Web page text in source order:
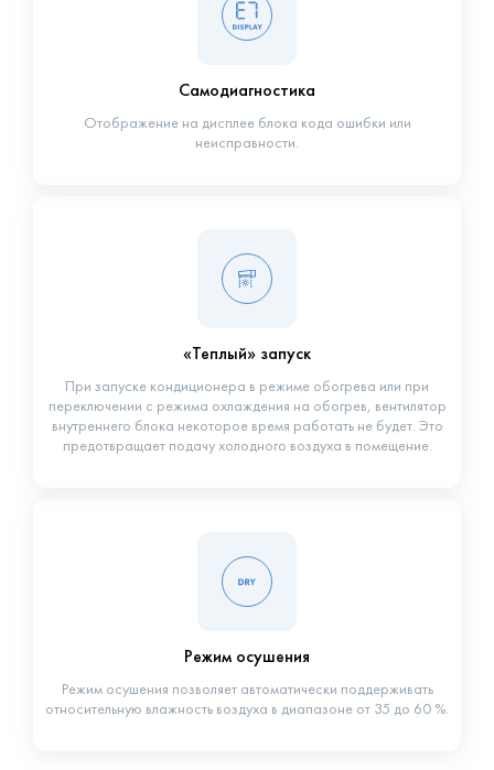
Самодиагностика
Отображение на дисплее блока кода ошибки или
неисправности.
«Теплый» запуск
При запуске кондиционера в режиме обогрева или при
переключении с режима охлаждения на обогрев, вентилятор
внутреннего блока некоторое время работать не будет. Это
предотвращает подачу холодного воздуха в помещение.
Режим осушения
Режим осушения позволяет автоматически поддерживать
относительную влажность воздуха в диапазоне от 35 до 60 %.